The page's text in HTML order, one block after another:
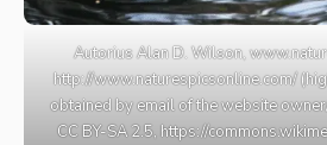
Autorius Alan D. Wilson,
http://www.naturespicsonline.com/
obtained by email of the website
CC BY-SA 2.5, https://